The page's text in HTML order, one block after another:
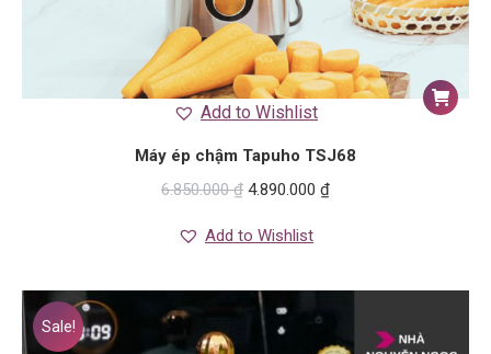
Add to Wishlist
Máy ép chậm Tapuho TSJ68
6.850.000₫ 4.890.000 ₫
Add to Wishlist
Sale!